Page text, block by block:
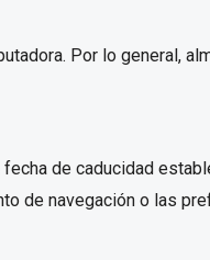
Por lo general,
de caducidad
de navegación o las